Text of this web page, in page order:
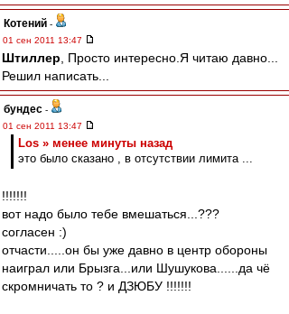
Котений -
01 сен 2011 13:47
Штиллер , Просто интересно.Я читаю давно...
Решил написать...
бундес -
01 сен 2011 13:47
Los » менее минуты назад
это было сказано , в отсутствии лимита ...
!!!!!!!
вот надо было тебе вмешаться...???
согласен :)
отчасти.....он бы уже давно в центр обороны
наиграл или Брызга...или Шушукова......да чё
скромничать то ? и ДЗЮБУ !!!!!!!